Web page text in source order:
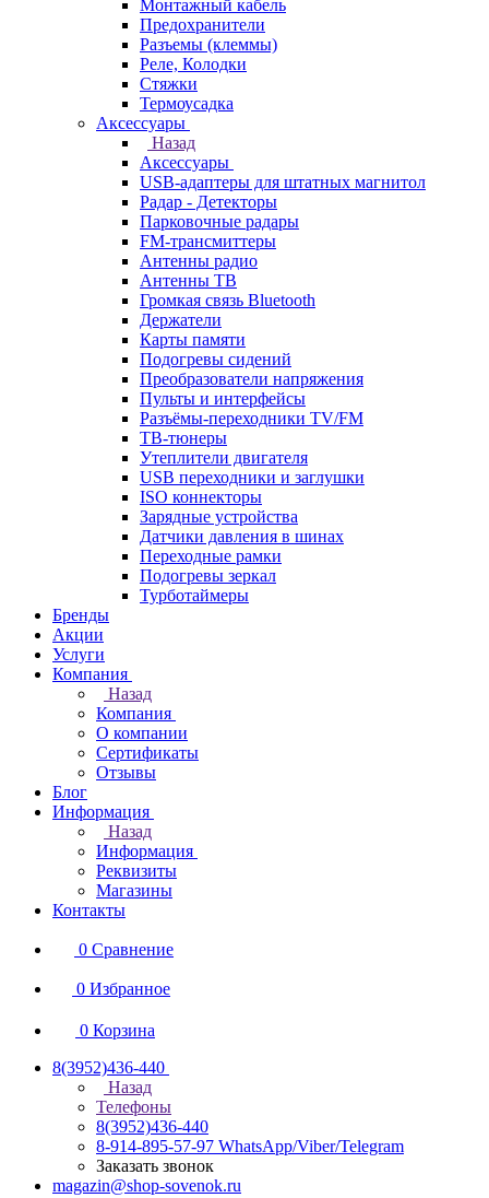
Монтажный кабель
Предохранители
Разъемы (клеммы)
Реле, Колодки
Стяжки
Термоусадка
Аксессуары
Назад
Аксессуары
USB-адаптеры для штатных магнитол
Радар - Детекторы
Парковочные радары
FM-трансмиттеры
Антенны радио
Антенны ТВ
Громкая связь Bluetooth
Держатели
Карты памяти
Подогревы сидений
Преобразователи напряжения
Пульты и интерфейсы
Разъёмы-переходники TV/FM
ТВ-тюнеры
Утеплители двигателя
USB переходники и заглушки
ISO коннекторы
Зарядные устройства
Датчики давления в шинах
Переходные рамки
Подогревы зеркал
Турботаймеры
Бренды
Акции
Услуги
Компания
Назад
Компания
О компании
Сертификаты
Отзывы
Блог
Информация
Назад
Информация
Реквизиты
Магазины
Контакты
0 Сравнение
0 Избранное
0 Корзина
8(3952)436-440
Назад
Телефоны
8(3952)436-440
8-914-895-57-97 WhatsApp/Viber/Telegram
Заказать звонок
magazin@shop-sovenok.ru